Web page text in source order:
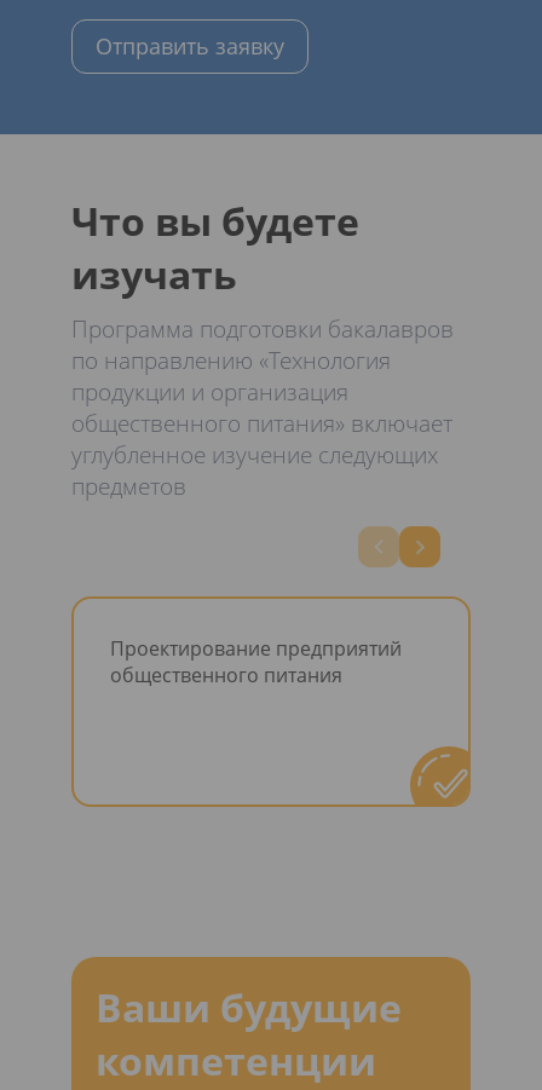
Отправить заявку
Что вы будете
изучать
Программа подготовки бакалавров
по направлению «Технология
продукции и организация
общественного питания» включает
углубленное изучение следующих
предметов
Проектирование предприятий
общественного питания
Ваши будущие
компетенции